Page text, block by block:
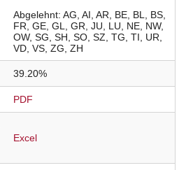
Abgelehnt AG AI AR BE BL
BS
FR GE GL GR JU LU NE NW
OW SG SH SO SZ TG TI
UR
VD VS ZG ZH
39.20%
PDF
Excel